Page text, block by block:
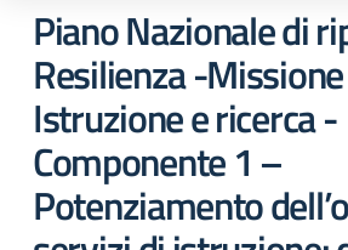
Piano Nazionale di
Resilienza -
Istruzione e ricerca -
Componente 1 –
Potenziamento